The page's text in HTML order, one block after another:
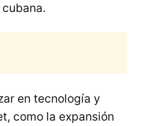
en tecnología y
como la expansión